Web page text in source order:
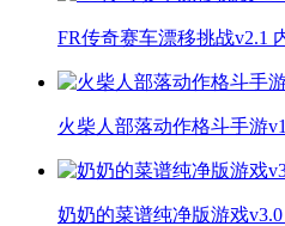
FR传奇赛车漂移挑战v2.1
火柴人部落动作格斗手游
奶奶的菜谱纯净版游戏